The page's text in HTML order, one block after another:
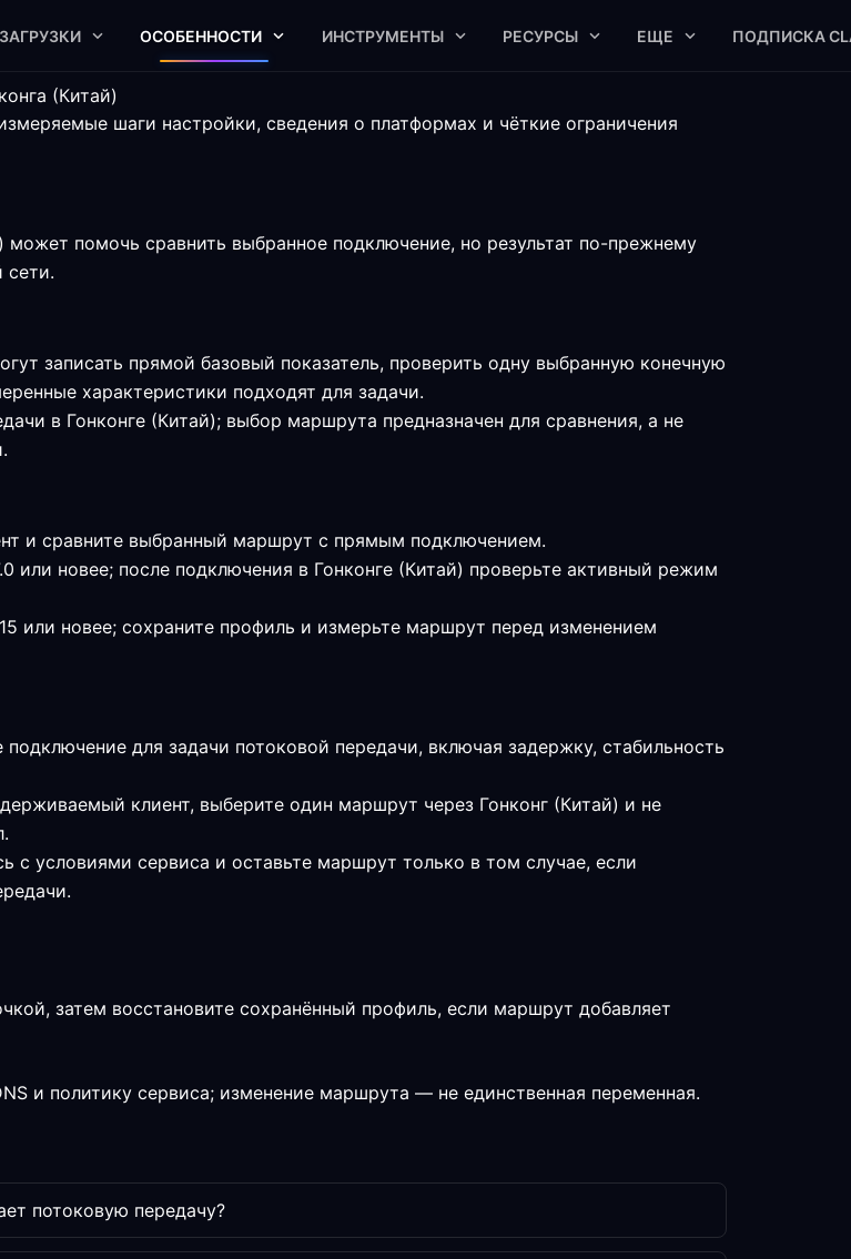
ЗАГРУЗКИ ОСОБЕННОСТИ ИНСТРУМЕНТЫ РЕСУРСЫ ЕЩЕ ПОДПИСКА
(Китай)
шаги настройки, сведения о платформах и чёткие ограничения
помочь сравнить выбранное подключение, но результат по-прежнему
сети.
записать прямой базовый показатель, проверить одну выбранную конечную
характеристики подходят для задачи.
в Гонконге (Китай); выбор маршрута предназначен для сравнения, а не
и сравните выбранный маршрут с прямым подключением.
новее; после подключения в Гонконге (Китай) проверьте активный режим
или новее; сохраните профиль и измерьте маршрут перед изменением
для задачи потоковой передачи, включая задержку, стабильность
клиент, выберите один маршрут через Гонконг (Китай) и не
с условиями сервиса и оставьте маршрут только в том случае, если
затем восстановите сохранённый профиль, если маршрут добавляет
и политику сервиса; изменение маршрута — не единственная переменная.
потоковую передачу?